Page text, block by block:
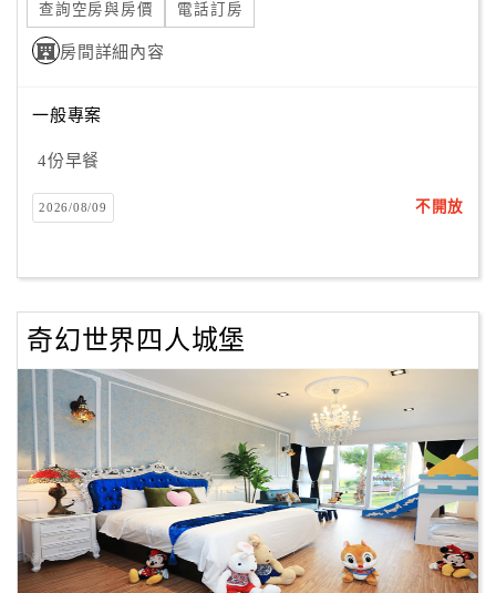
紅
利
查
訂
房
Q&A
旅
卡
房
請
收
據
查詢空房與房價 電話訂房
房間詳細內容
一般專案
4份早餐
2026/08/09 不開放
奇幻世界四人城堡